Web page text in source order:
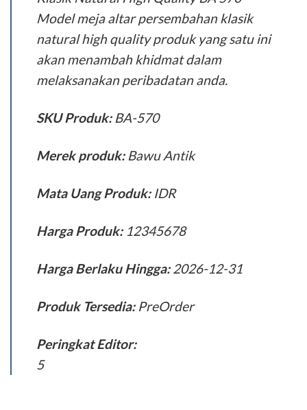
Model meja altar persembahan klasik
natural high quality produk yang satu ini
akan menambah khidmat dalam
melaksanakan peribadatan anda.
SKU Produk: BA-570
Merek produk: Bawu Antik
Mata Uang Produk: IDR
Harga Produk: 12345678
Harga Berlaku Hingga:2026-12-31
Produk Tersedia: PreOrder
Peringkat Editor:
5